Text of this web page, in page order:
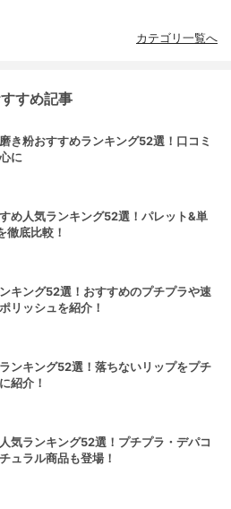
カテゴリ一覧へ
すめ記事
き粉おすすめランキング52選！口コミ
に
め人気ランキング52選！パレット&単
徹底比較！
キング52選！おすすめのプチプラや速
リッシュを紹介！
ンキング52選！落ちないリップをプチ
紹介！
気ランキング52選！プチプラ・デパコ
ュラル商品も登場！